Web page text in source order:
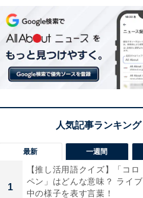
最新 一週間
1
【推し活用語クイズ】「コロ
ペン」はどんな意味？ ライブ
中の様子を表す言葉！